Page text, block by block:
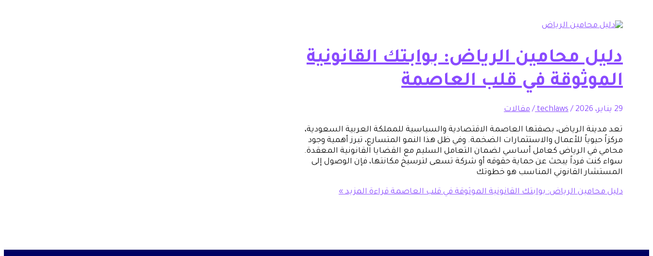
دليل محامين الرياض: بوابتك القانونية
الموثوقة في قلب العاصمة
29 يناير، 2026 /
techlaws
/مقالات
تعد مدينة الرياض، بصفتها العاصمة الاقتصادية والسياسية للمملكة العربية السعودية،
مركزاً حيوياً للأعمال والاستثمارات الضخمة. وفي ظل هذا النمو المتسارع، تبرز أهمية وجود
محامي في الرياض كعامل أساسي لضمان التعامل السليم مع القضايا القانونية المعقدة.
سواء كنت فرداً يبحث عن حماية حقوقه أو شركة تسعى لترسيخ مكانتها، فإن الوصول إلى
المستشار القانوني المناسب هو خطوتك
دليل محامين الرياض: بوابتك القانونية الموثوقة في قلب العاصمةقراءة المزيد »